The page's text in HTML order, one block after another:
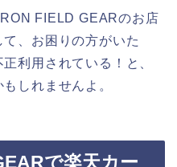
FIELD GEARのお店
、お困りの方がいた
利用されている！と、
しれませんよ。
で楽天カー